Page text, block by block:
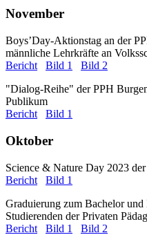
November
Boys’Day-Aktionstag an der
männliche Lehrkräfte an
Bericht
Bild 1
Bild 2
"Dialog-Reihe" der PPH
Publikum
Bericht
Bild 1
Oktober
Science & Nature Day 2023
Bericht
Bild 1
Graduierung zum Bachelor
Studierenden der Privaten
Bericht
Bild 1
Bild 2